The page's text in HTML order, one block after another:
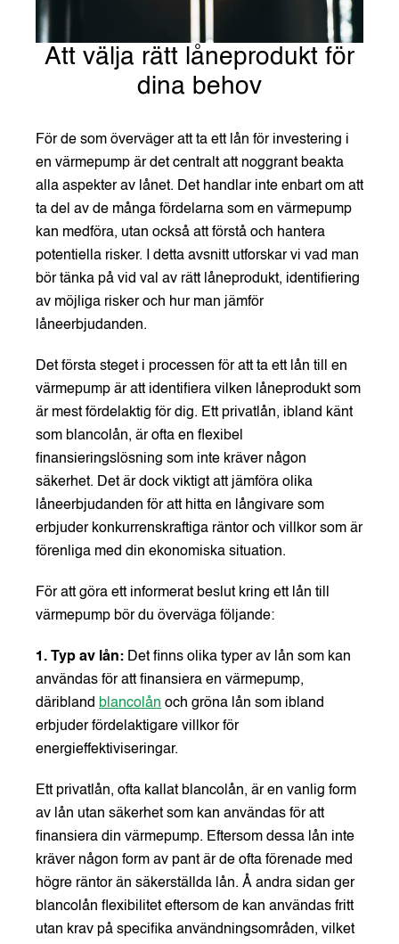
Att välja rätt låneprodukt för
dina behov
För de som överväger att ta ett lån för investering i
en värmepump är det centralt att noggrant beakta
alla aspekter av lånet. Det handlar inte enbart om att
ta del av de många fördelarna som en värmepump
kan medföra, utan också att förstå och hantera
potentiella risker. I detta avsnitt utforskar vi vad man
bör tänka på vid val av rätt låneprodukt, identifiering
av möjliga risker och hur man jämför
låneerbjudanden.
Det första steget i processen för att ta ett lån till en
värmepump är att identifiera vilken låneprodukt som
är mest fördelaktig för dig. Ett privatlån, ibland känt
som blancolån, är ofta en flexibel
finansieringslösning som inte kräver någon
säkerhet. Det är dock viktigt att jämföra olika
låneerbjudanden för att hitta en långivare som
erbjuder konkurrenskraftiga räntor och villkor som är
förenliga med din ekonomiska situation.
För att göra ett informerat beslut kring ett lån till
värmepump bör du överväga följande:
1. Typ av lån: Det finns olika typer av lån som kan
användas för att finansiera en värmepump,
däribland blancolån och gröna lån som ibland
erbjuder fördelaktigare villkor för
energieffektiviseringar.
Ett privatlån, ofta kallat blancolån, är en vanlig form
av lån utan säkerhet som kan användas för att
finansiera din värmepump. Eftersom dessa lån inte
kräver någon form av pant är de ofta förenade med
högre räntor än säkerställda lån. Å andra sidan ger
blancolån flexibilitet eftersom de kan användas fritt
utan krav på specifika användningsområden, vilket